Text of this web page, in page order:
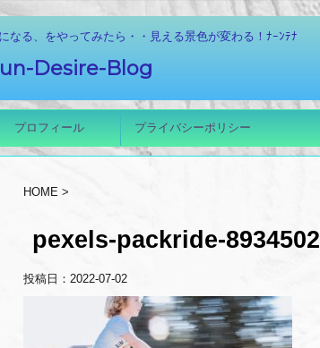
なる、をやってみたら・・見える景色が変わる！ﾅｰﾝﾃﾅ
Desire-Blog
プロフィール プライバシーポリシー
HOME >
pexels-packride-8934502
投稿日： 2022-07-02